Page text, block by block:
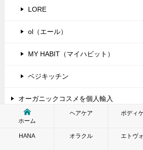
LORE
ol（エール）
MY HABIT（マイハビット）
ベジキッチン
オーガニックコスメを個人輸入
ブリリアントライフプロダクツでお買
ホーム
ヘアケア ボディ
HANA オラクル
エトヴ